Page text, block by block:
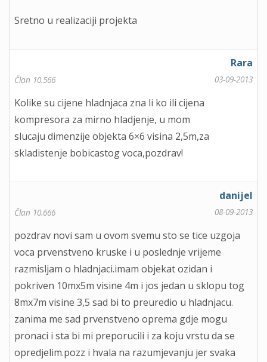
Sretno u realizaciji projekta
Rara
Član 10.566 03-09-2013
Kolike su cijene hladnjaca zna li ko ili cijena
kompresora za mirno hladjenje, u mom
slucaju dimenzije objekta 6×6 visina 2,5m,za
skladistenje bobicastog voca,pozdrav!
danijel
Član 10.666 08-09-2013
pozdrav novi sam u ovom svemu sto se tice uzgoja
voca prvenstveno kruske i u poslednje vrijeme
razmisljam o hladnjaci.imam objekat ozidan i
pokriven 10mx5m visine 4m i jos jedan u sklopu tog
8mx7m visine 3,5 sad bi to preuredio u hladnjacu.
zanima me sad prvenstveno oprema gdje mogu
pronaci i sta bi mi preporucili i za koju vrstu da se
opredjelim.pozz i hvala na razumjevanju jer svaka